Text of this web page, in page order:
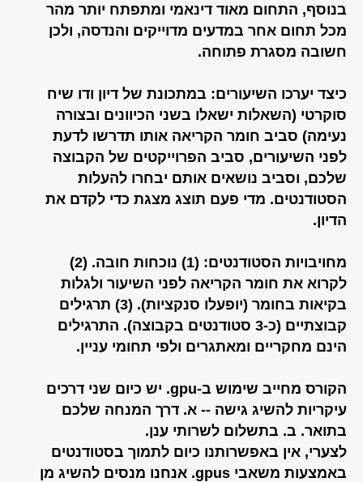
בנוסף, התחום מאוד דינאמי ומתפתח יותר מהר
מכל תחום אחר במדעים מדוייקים והנדסה, ולכן
חשובה מסגרת פתוחה.
כיצד יערכו השיעורים: במתכונת של דיון ודו שיח
סוקרטי (השאלות ישאלו בשני הכיוונים ובצורה
נעימה) סביב חומר הקריאה אותו תדרשו לדעת
לפני השיעורים, סביב הפרוייקטים של הקבוצה
שלכם, וסביב נושאים אותם יבחרו להעלות
הסטודנטים. מדי פעם תוצג מצגת כדי לקדם את
הדיון.
מחויבויות הסטודנטים: (1) נוכחות חובה. (2)
לקרוא את חומר הקריאה לפני השיעור ולגלות
בקיאות בחומר (יופעלו סנקציות). (3) תרגילים
קבוצתיים (כ-3 סטודנטים בקבוצה). התרגילים
הינם מחקריים ומאתגרים ולפי תחומי עניין.
הקורס מחייב שימוש ב-gpu. יש כיום שני דרכים
עיקריות להשיג גישה -- א. דרך המנחה שלכם
בתואר. ב. בתשלום לשרותי ענן.
לצערי, אין באפשרותנו כיום לתמוך בסטודנטים
באמצעות משאבי gpus. אנחנו מנסים להשיג מן